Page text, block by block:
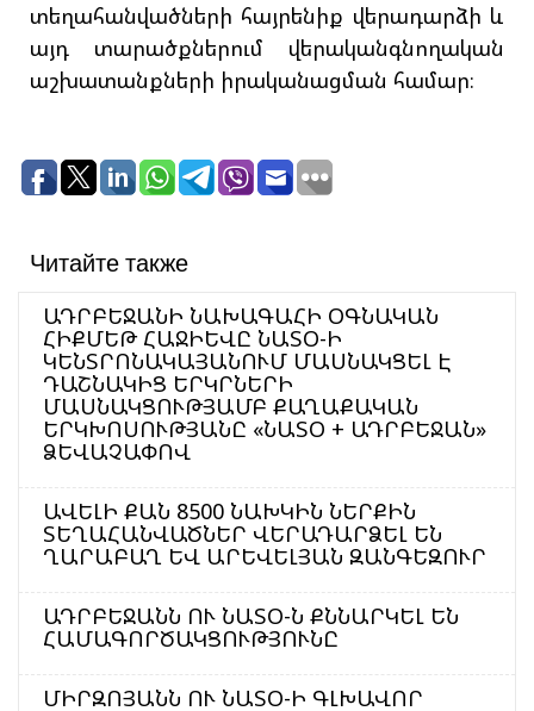
տեղահանվածների հայրենիք վերադարձի և
այդ տարածքներում վերականգնողական
աշխատանքների իրականացման համար։
Читайте также
ԱԴՐԲԵՋԱՆԻ ՆԱԽԱԳԱՀԻ ՕԳՆԱԿԱՆ
ՀԻՔՄԵԹ ՀԱՋԻԵՎԸ ՆԱՏՕ-Ի
ԿԵՆՏՐՈՆԱԿԱՅԱՆՈՒՄ ՄԱՍՆԱԿՑԵԼ Է
ԴԱՇՆԱԿԻՑ ԵՐԿՐՆԵՐԻ
ՄԱՍՆԱԿՑՈՒԹՅԱՄԲ ՔԱՂԱՔԱԿԱՆ
ԵՐԿԽՈՍՈՒԹՅԱՆԸ «ՆԱՏՕ + ԱԴՐԲԵՋԱՆ»
ՁԵՎԱՉԱՓՈՎ
ԱՎԵԼԻ ՔԱՆ 8500 ՆԱԽԿԻՆ ՆԵՐՔԻՆ
ՏԵՂԱՀԱՆՎԱԾՆԵՐ ՎԵՐԱԴԱՐՁԵԼ ԵՆ
ՂԱՐԱԲԱՂ ԵՎ ԱՐԵՎԵԼՅԱՆ ԶԱՆԳԵԶՈՒՐ
ԱԴՐԲԵՋԱՆՆ ՈՒ ՆԱՏՕ-Ն ՔՆՆԱՐԿԵԼ ԵՆ
ՀԱՄԱԳՈՐԾԱԿՑՈՒԹՅՈՒՆԸ
ՄԻՐԶՈՅԱՆՆ ՈՒ ՆԱՏՕ-Ի ԳԼԽԱՎՈՐ